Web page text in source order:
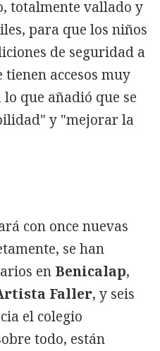
totalmente vallado y
para que los niños
de seguridad a
accesos muy
que añadió que se
y "mejorar la
con once nuevas
se han
en Benicalap,
Faller, y seis
el colegio
todo, están